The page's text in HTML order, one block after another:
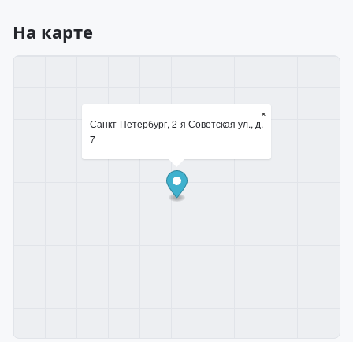
На карте
Санкт-Петербург, 2-я Советская ул., д.
7
×